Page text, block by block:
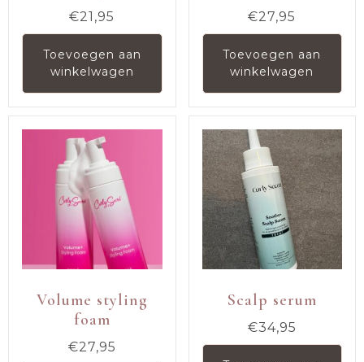
€21,95
Toevoegen aan
winkelwagen
€27,95
Toevoegen aan
winkelwagen
Volume styling
foam
€27,95
Scalp serum
€34,95